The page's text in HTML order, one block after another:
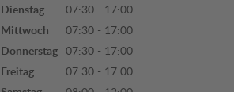
Dienstag
07:30 - 17:00
Mittwoch
07:30 - 17:00
Donnerstag 07:30 - 17:00
Freitag
07:30 - 17:00